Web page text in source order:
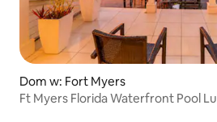
Dom w: Fort Myers
Ft Myers Florida Waterfront Pool